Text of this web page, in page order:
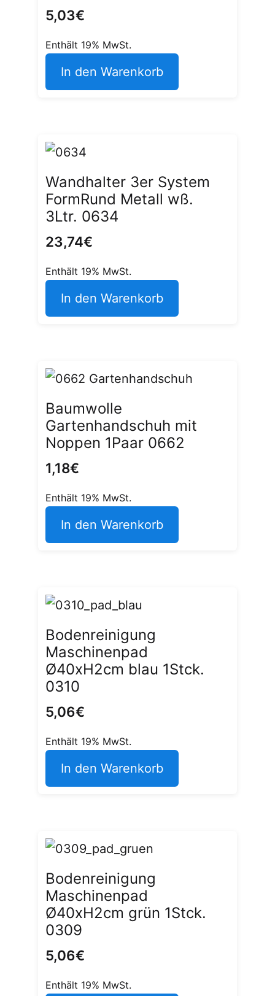
5,03€
Enthält 19% MwSt.
In den Warenkorb
Wandhalter 3er System
FormRund Metall wß.
3Ltr. 0634
23,74€
Enthält 19% MwSt.
In den Warenkorb
Baumwolle
Gartenhandschuh mit
Noppen 1Paar 0662
1,18€
Enthält 19% MwSt.
In den Warenkorb
Bodenreinigung
Maschinenpad
Ø40xH2cm blau 1Stck.
0310
5,06€
Enthält 19% MwSt.
In den Warenkorb
Bodenreinigung
Maschinenpad
Ø40xH2cm grün 1Stck.
0309
5,06€
Enthält 19% MwSt.